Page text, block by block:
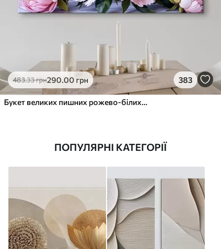
483.33грн290.00 грн 383
Букет великих пишних рожево-білих квітів півонії із зеленим листям на м’якому розмитому фоні
ПОПУЛЯРНІ КАТЕГОРІЇ